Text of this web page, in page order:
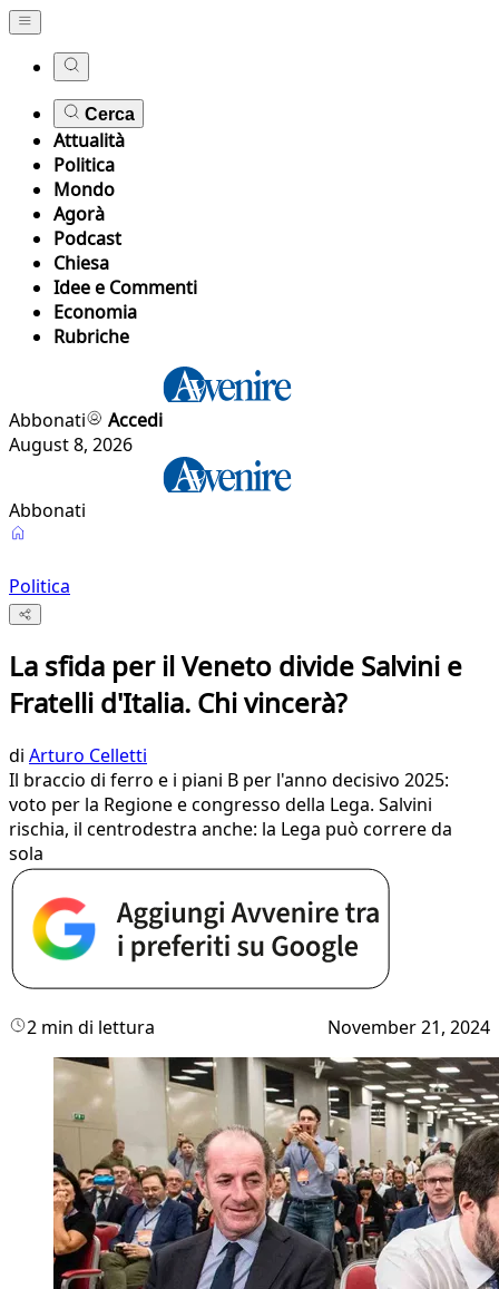
Cerca
Attualità
Politica
Mondo
Agorà
Podcast
Chiesa
Idee e Commenti
Economia
Rubriche
Abbonati
Accedi
August 8, 2026
Abbonati
Politica
La sfida per il Veneto divide Salvini e
Fratelli d'Italia. Chi vincerà?
di Arturo Celletti
Il braccio di ferro e i piani B per l'anno decisivo 2025:
voto per la Regione e congresso della Lega. Salvini
rischia, il centrodestra anche: la Lega può correre da
sola
2 min di lettura November 21, 2024